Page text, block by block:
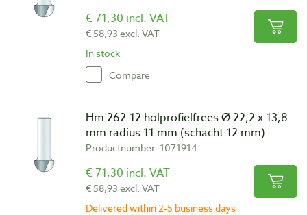
€ 71,30 incl. VAT
€ 58,93 excl. VAT
In stock
Compare
Hm 262-12 holprofielfrees Ø 22,2 x 13,8
mm radius 11 mm (schacht 12 mm)
Productnumber: 1071914
€ 71,30 incl. VAT
€ 58,93 excl. VAT
Delivered within 2-5 business days